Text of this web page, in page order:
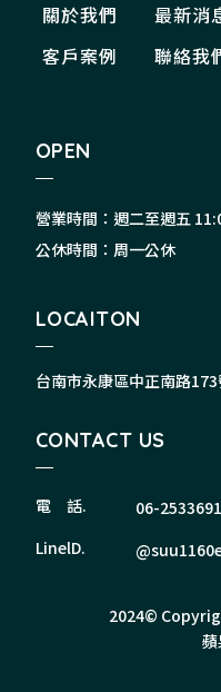
關於我們 最新消
客戶案例
聯絡我
OPEN
營業時間：週二至週五
公休時間：周一公休
LOCAITON
台南市永康區中正南路
CONTACT US
電 話.
06-2533691
LinelD.
2024©